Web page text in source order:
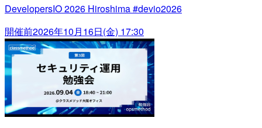
DevelopersIO 2026 Hiroshima #devio2026
開催前2026年10月16日(金) 17:30